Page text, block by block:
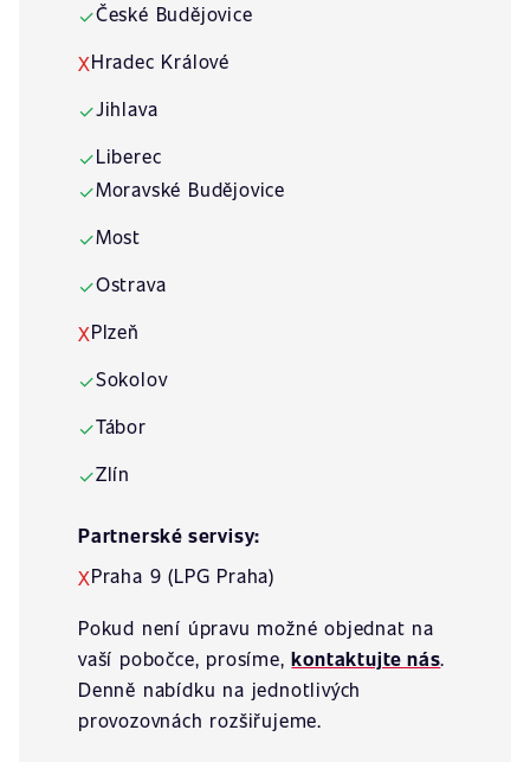
✓České Budějovice
XHradec Králové
✓Jihlava
✓Liberec
✓Moravské Budějovice
✓Most
✓Ostrava
XPlzeň
✓Sokolov
✓Tábor
✓Zlín
Partnerské servisy:
XPraha 9 (LPG Praha)
Pokud není úpravu možné objednat na
vaší pobočce, prosíme,kontaktujte nás.
Denně nabídku na jednotlivých
provozovnách rozšiřujeme.